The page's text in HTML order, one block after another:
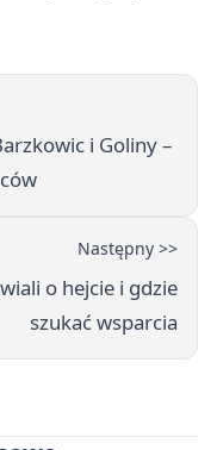
i Goliny –
Następny >>
o hejcie i gdzie
szukać wsparcia